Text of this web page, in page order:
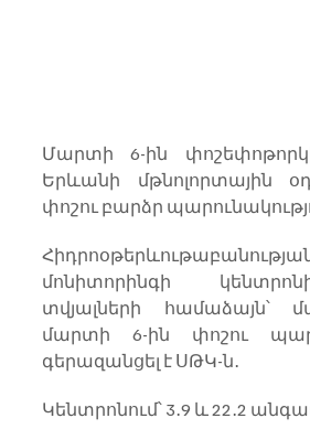
Մարտի 6-ին
Երևանի մթնոլորտային
փոշու բարձր
մոնիտորինգի
տվյալների համաձայն՝
մարտի 6-ին փոշու
գերազանցել է ՍԹԿ-ն․
Կենտրոնում՝ 3․9 և 22․2